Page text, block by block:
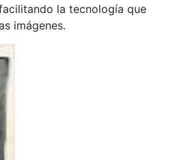
la tecnología que
imágenes.